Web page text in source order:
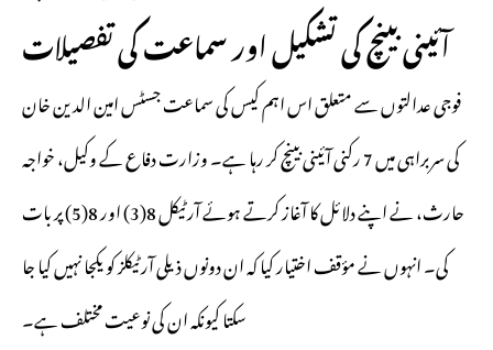
آئینی بینچ کی تشکیل اور سماعت کی تفصیلات
فوجی عدالتوں سے متعلق اس اہم کیس کی سماعت جسٹس امین الدین خان
کی سربراہی میں 7 رکنی آئینی بینچ کر رہا ہے۔ وزارت دفاع کے وکیل، خواجہ
حارث، نے اپنے دلائل کا آغاز کرتے ہوئے آرٹیکل 8(3) اور 8(5) پر بات
کی۔ انہوں نے مؤقف اختیار کیا کہ ان دونوں ذیلی آرٹیکلز کو یکجا نہیں کیا جا
سکتا کیونکہ ان کی نوعیت مختلف ہے۔